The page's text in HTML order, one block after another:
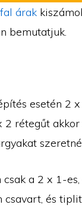
árak
bemutatjuk.
esetén 2
rétegűt
a 2 x 1-
csavart, és